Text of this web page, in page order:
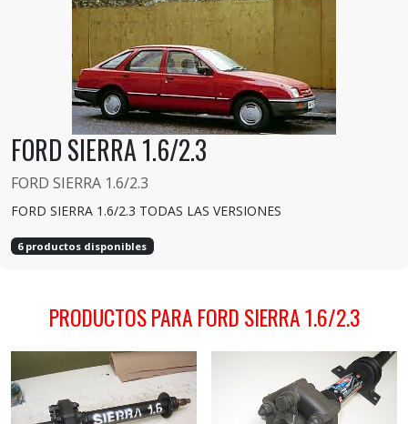
FORD SIERRA 1.6/2.3
FORD SIERRA 1.6/2.3
FORD SIERRA 1.6/2.3 TODAS LAS VERSIONES
6 productos disponibles
PRODUCTOS PARA FORD SIERRA 1.6/2.3